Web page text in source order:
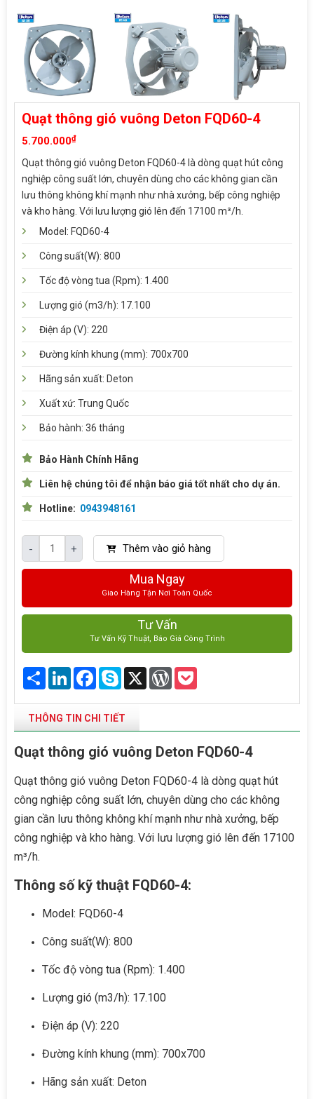
Quạt thông gió vuông Deton FQD60-4
5.700.000₫
Quạt thông gió vuông Deton FQD60-4 là dòng quạt hút công
nghiệp công suất lớn, chuyên dùng cho các không gian cần
lưu thông không khí mạnh như nhà xưởng, bếp công nghiệp
và kho hàng. Với lưu lượng gió lên đến 17100 m³/h.
Model: FQD60-4
Công suất(W): 800
Tốc độ vòng tua (Rpm): 1.400
Lượng gió (m3/h): 17.100
Điện áp (V): 220
Đường kính khung (mm): 700x700
Hãng sản xuất: Deton
Xuất xứ: Trung Quốc
Bảo hành: 36 tháng
Bảo Hành Chính Hãng
Liên hệ chúng tôi để nhận báo giá tốt nhất cho dự án.
Hotline: 0943948161
- + Thêm vào giỏ hàng
Mua Ngay
Giao Hàng Tận Nơi Toàn Quốc
Tư Vấn
Tư Vấn Kỹ Thuật, Báo Giá Công Trình
Share LinkedInFacebook
Skype X WordPress
THÔNG TIN CHI TIẾT
Quạt thông gió vuông Deton FQD60-4
Quạt thông gió vuông Deton FQD60-4 là dòng quạt hút
công nghiệp công suất lớn, chuyên dùng cho các không
gian cần lưu thông không khí mạnh như nhà xưởng, bếp
công nghiệp và kho hàng. Với lưu lượng gió lên đến 17100
m³/h.
Thông số kỹ thuật FQD60-4:
Model: FQD60-4
Công suất(W): 800
Tốc độ vòng tua (Rpm): 1.400
Lượng gió (m3/h): 17.100
Điện áp (V): 220
Đường kính khung (mm): 700x700
Hãng sản xuất: Deton